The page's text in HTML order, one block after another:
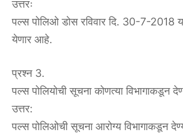
उत्तरः
पल्स पोलिओ डोस रविवार दि. 30-7-2018
येणार आहे.
प्रश्न 3.
पल्स पोलियोची सूचना कोणत्या विभागाकडून
उत्तर:
पल्स पोलिओची सूचना आरोग्य विभागाकडून